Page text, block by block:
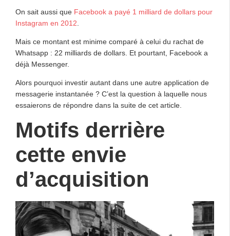
On sait aussi que Facebook a payé 1 milliard de dollars pour
Instagram en 2012
Mais ce montant est minime comparé à celui du rachat de
Whatsapp : 22 milliards de dollars. Et pourtant, Facebook a
déjà Messenger.
Alors pourquoi investir autant dans une autre application de
messagerie instantanée ? C’est la question à laquelle nous
essaierons de répondre dans la suite de cet article.
Motifs derrière
cette envie
d’acquisition